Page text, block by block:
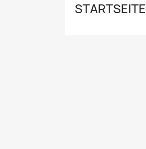
STARTSEITE